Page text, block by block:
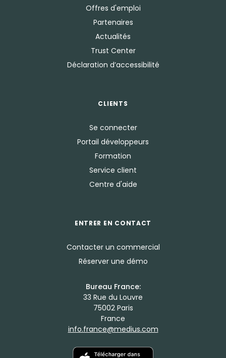
Offres d'emploi
Partenaires
Actualités
Trust Center
Déclaration d’accessibilité
CLIENTS
Se connecter
Portail développeurs
Formation
Service client
Centre d'aide
ENTRER EN CONTACT
Contacter un commercial
Réserver une démo
Bureau France:
33 Rue du Louvre
75002 Paris
France
info.france@medius.com